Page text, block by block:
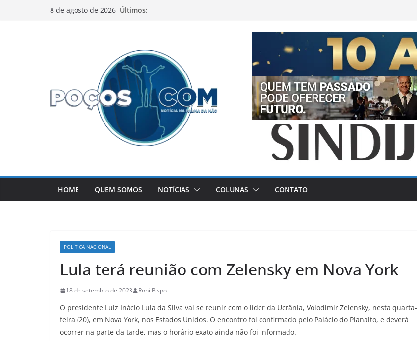
8 de agosto de 2026 Últimos:
HOME QUEM SOMOS NOTÍCIAS COLUNAS CONTATO
POLÍTICA NACIONAL
Lula terá reunião com Zelensky em Nova York
18 de setembro de 2023 Roni Bispo
O presidente Luiz Inácio Lula da Silva vai se reunir com o líder da Ucrânia, Volodimir Zelensky, nesta quarta-
feira (20), em Nova York, nos Estados Unidos. O encontro foi confirmado pelo Palácio do Planalto, e deverá
ocorrer na parte da tarde, mas o horário exato ainda não foi informado.